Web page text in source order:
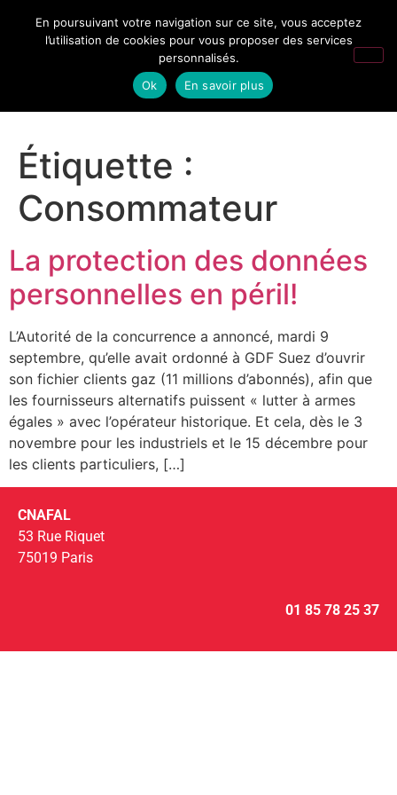
Étiquette :
Consommateur
La protection des données
personnelles en péril!
L’Autorité de la concurrence a annoncé, mardi 9
septembre, qu’elle avait ordonné à GDF Suez d’ouvrir
son fichier clients gaz (11 millions d’abonnés), afin que
les fournisseurs alternatifs puissent « lutter à armes
égales » avec l’opérateur historique. Et cela, dès le 3
novembre pour les industriels et le 15 décembre pour
les clients particuliers, […]
CNAFAL
53 Rue Riquet
75019 Paris
01 85 78 25 37
En poursuivant votre navigation sur ce site, vous acceptez
l’utilisation de cookies pour vous proposer des services
personnalisés.
Ok
En savoir plus